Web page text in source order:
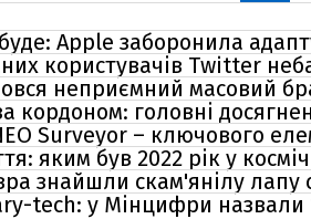
буде: Apple заборонила
користувачів Twitter
неприємний масовий
кордоном: головні
Surveyor – ключового
яким був 2022 рік у
знайшли скам'янілу лапу
tech: у Мінцифри назвали